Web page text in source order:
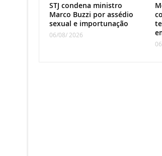
STJ condena ministro
Marco Buzzi por assédio
sexual e importunação
06/08/ 2026